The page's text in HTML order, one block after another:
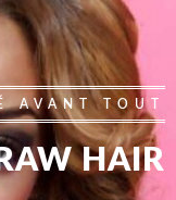
AVANT TOUT
HAIR